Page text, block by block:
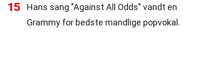
15
Hans sang "Against All Odds" vandt en
Grammy for bedste mandlige popvokal.